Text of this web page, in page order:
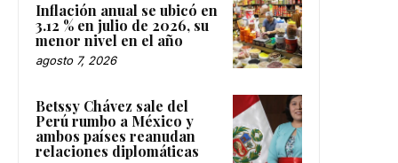
Inflación anual se ubicó en
3.12 % en julio de 2026, su
menor nivel en el año
agosto 7, 2026
Betssy Chávez sale del
Perú rumbo a México y
ambos países reanudan
relaciones diplomáticas